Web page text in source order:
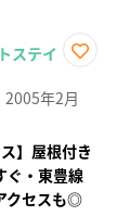
ステイ
に入
り登
2005年2月
】屋根付き
ぐ・東豊線
クセスも◎